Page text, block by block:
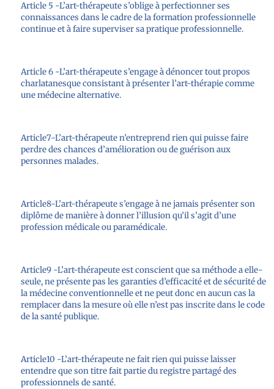
Article 5 -L’art-thérapeute s’oblige à perfectionner ses
connaissances dans le cadre de la formation professionnelle
continue et à faire superviser sa pratique professionnelle.
Article 6 -L’art-thérapeute s’engage à dénoncer tout propos
charlatanesque consistant à présenter l’art-thérapie comme
une médecine alternative.
Article7-L’art-thérapeute n’entreprend rien qui puisse faire
perdre des chances d’amélioration ou de guérison aux
personnes malades.
Article8-L’art-thérapeute s’engage à ne jamais présenter son
diplôme de manière à donner l’illusion qu’il s’agit d’une
profession médicale ou paramédicale.
Article9 -L’art-thérapeute est conscient que sa méthode a elle-
seule, ne présente pas les garanties d’efficacité et de sécurité de
la médecine conventionnelle et ne peut donc en aucun cas la
remplacer dans la mesure où elle n’est pas inscrite dans le code
de la santé publique.
Article10 -L’art-thérapeute ne fait rien qui puisse laisser
entendre que son titre fait partie du registre partagé des
professionnels de santé.